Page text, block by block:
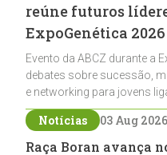
reúne futuros
ExpoGenética 2026
Evento da ABCZ durante a
debates sobre sucessão,
e networking para jovens
Notícias 03 Aug 2026
Raça Boran avança